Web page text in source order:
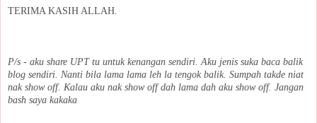
TERIMA KASIH ALLAH.
P/s - aku share UPT tu untuk kenangan sendiri. Aku jenis suka baca balik
blog sendiri. Nanti bila lama lama leh la tengok balik. Sumpah takde niat
nak show off. Kalau aku nak show off dah lama dah aku show off. Jangan
bash saya kakaka